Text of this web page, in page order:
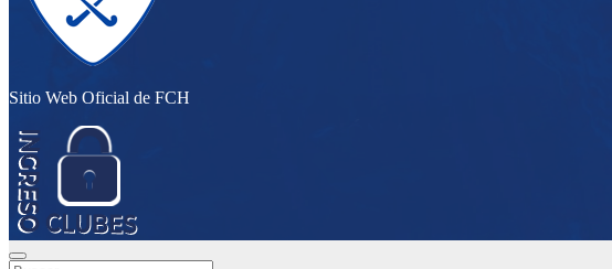
Sitio Web Oficial de FCH